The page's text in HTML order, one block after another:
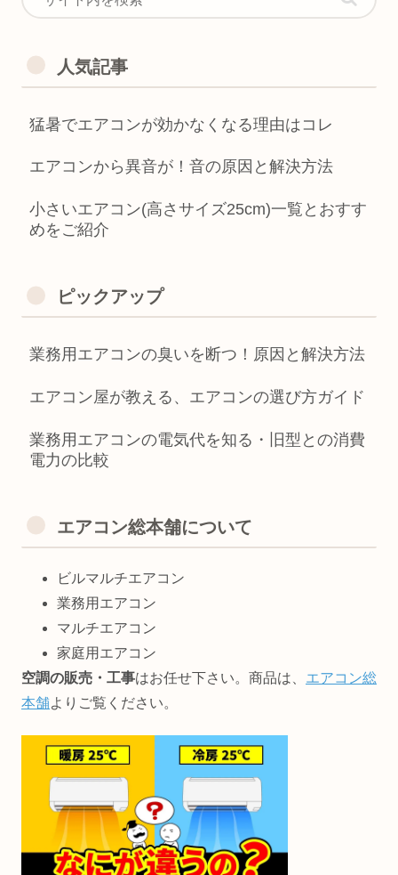
人気記事
猛暑でエアコンが効かなくなる理由はコレ
エアコンから異音が！音の原因と解決方法
小さいエアコン(高さサイズ25cm)一覧とおすす
めをご紹介
ピックアップ
業務用エアコンの臭いを断つ！原因と解決方法
エアコン屋が教える、エアコンの選び方ガイド
業務用エアコンの電気代を知る・旧型との消費
電力の比較
エアコン総本舗について
ビルマルチエアコン
業務用エアコン
マルチエアコン
家庭用エアコン
空調の販売・工事はお任せ下さい。商品は、 エアコン総
本舗よりご覧ください。